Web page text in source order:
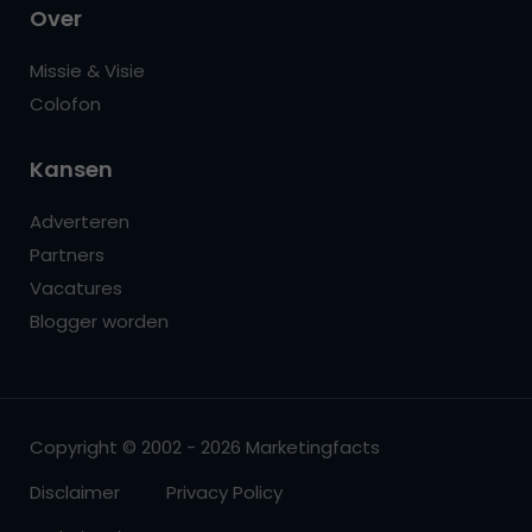
Over
Missie & Visie
Colofon
Kansen
Adverteren
Partners
Vacatures
Blogger worden
Copyright © 2002 - 2026 Marketingfacts
Disclaimer
Privacy Policy